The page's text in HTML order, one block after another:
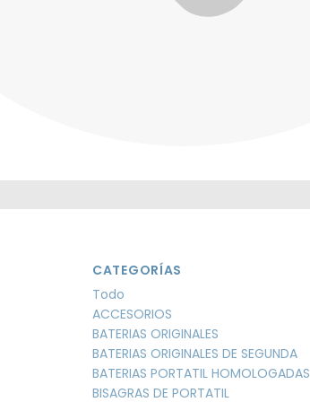
CATEGORÍAS
Todo
ACCESORIOS
BATERIAS ORIGINALES
BATERIAS ORIGINALES DE SEGUNDA
BATERIAS PORTATIL HOMOLOGADAS
BISAGRAS DE PORTATIL